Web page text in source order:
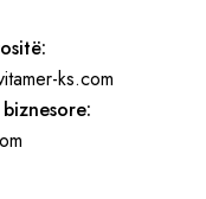
ks.com